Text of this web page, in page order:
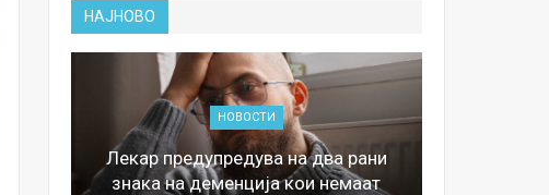
НАЈНОВО
НОВОСТИ
Лекар предупредува на два рани
знака на деменција кои немаат